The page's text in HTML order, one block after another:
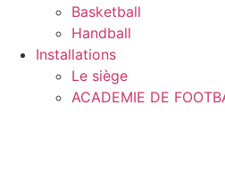
Basketball
Handball
Installations
Le siège
ACADEMIE DE